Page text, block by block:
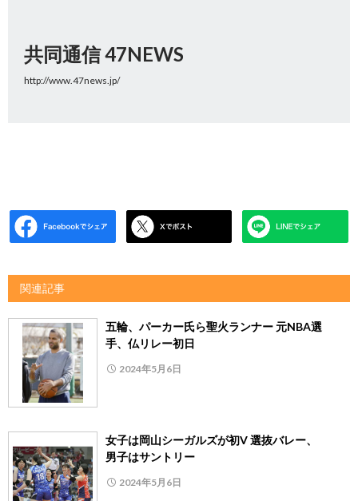
共同通信 47NEWS
http://www.47news.jp/
関連記事
五輪、パーカー氏ら聖火ランナー 元NBA選
手、仏リレー初日
2024年5月6日
女子は岡山シーガルズが初V 選抜バレー、
男子はサントリー
2024年5月6日